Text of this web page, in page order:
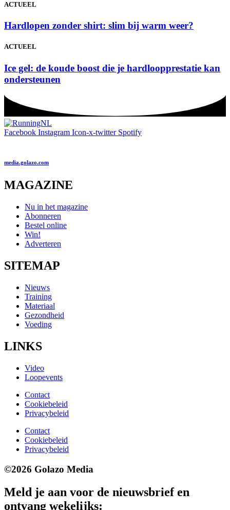
ACTUEEL
Hardlopen zonder shirt: slim bij warm weer?
ACTUEEL
Ice gel: de koude boost die je hardloopprestatie kan
ondersteunen
Facebook Instagram Icon-x-twitter Spotify
media.golazo.com
MAGAZINE
Nu in het magazine
Abonneren
Bestel online
Win!
Adverteren
SITEMAP
Nieuws
Training
Materiaal
Gezondheid
Voeding
LINKS
Video
Loopevents
Contact
Cookiebeleid
Privacybeleid
Contact
Cookiebeleid
Privacybeleid
©2026 Golazo Media
Meld je aan voor de nieuwsbrief en
ontvang wekelijks: